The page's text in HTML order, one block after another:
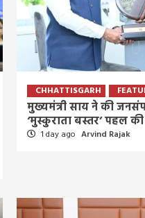
CHHATTISGARH
मुख्यमंत्री साय ने की
‘मुस्कुराता बस्तर’ पहल
1 day ago Arvind Rajak